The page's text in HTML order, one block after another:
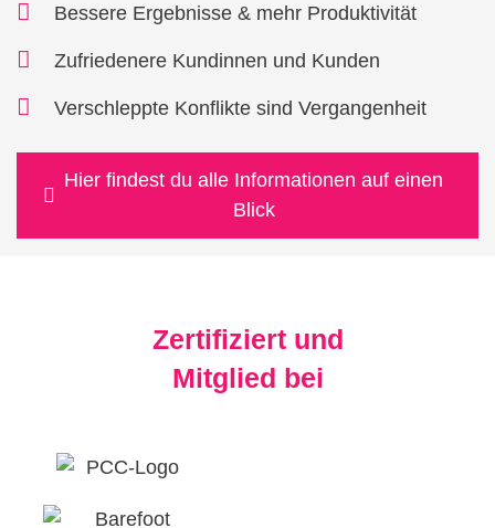
Bessere Ergebnisse & mehr Produktivität
Zufriedenere Kundinnen und Kunden
Verschleppte Konflikte sind Vergangenheit
Hier findest du alle Informationen auf einen
Blick
Zertifiziert und
Mitglied bei